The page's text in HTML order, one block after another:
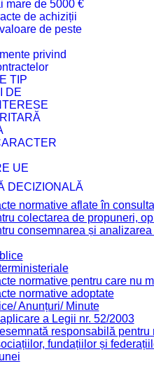
mare de 5000 €
de achiziții
de peste
privind
TIP
DE
UE
DECIZIONALĂ
normative aflate în
colectarea de propuneri,
consemnarea și
normative pentru care nu
normative adoptate
Anunțuri/ Minute
a Legii nr. 52/2003
responsabilă
fundațiilor și